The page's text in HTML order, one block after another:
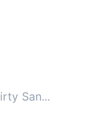
San...